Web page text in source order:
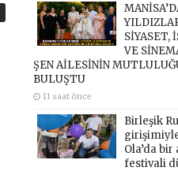
SİYASET,
VE
ŞEN AİLESİNİN
BULUŞTU
11 saat önce
Birleşik
Ola’da bir
festivali